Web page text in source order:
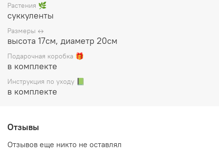
Растения 🌿
суккуленты
Размеры ↔️
высота 17см, диаметр 20см
Подарочная коробка 🎁
в комплекте
Инструкция по уходу 📗
в комплекте
Отзывы
Отзывов еще никто не оставлял